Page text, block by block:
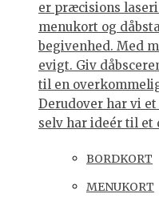
er præcisions
menukort og
begivenhed. Med
evigt. Giv
til en
Derudover har vi
selv har ideér til et
BORDKORT
MENUKORT